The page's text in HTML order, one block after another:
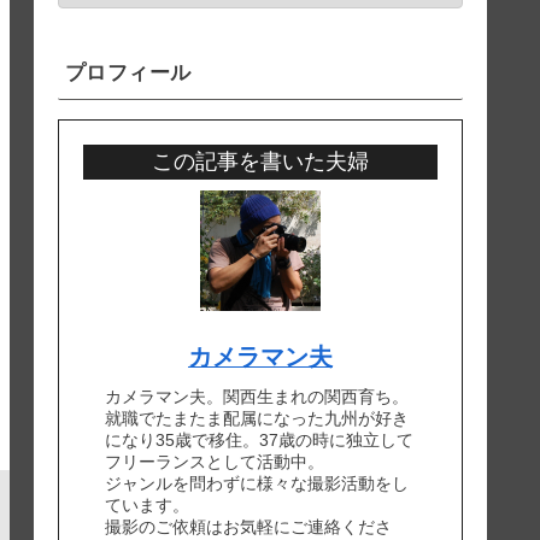
プロフィール
この記事を書いた夫婦
カメラマン夫
カメラマン夫。関西生まれの関西育ち。
就職でたまたま配属になった九州が好き
になり35歳で移住。37歳の時に独立して
フリーランスとして活動中。
ジャンルを問わずに様々な撮影活動をし
ています。
撮影のご依頼はお気軽にご連絡くださ